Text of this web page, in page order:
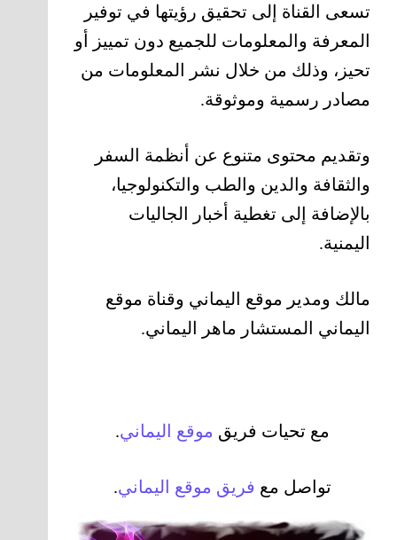
تسعى القناة إلى تحقيق رؤيتها في توفير
المعرفة والمعلومات للجميع دون تمييز أو
تحيز، وذلك من خلال نشر المعلومات من
مصادر رسمية وموثوقة.
وتقديم محتوى متنوع عن أنظمة السفر
والثقافة والدين والطب والتكنولوجيا،
بالإضافة إلى تغطية أخبار الجاليات
اليمنية.
مالك ومدير موقع اليماني وقناة موقع
اليماني المستشار ماهر اليماني.
مع تحيات فريق موقع اليماني.
تواصل مع فريق موقع اليماني.